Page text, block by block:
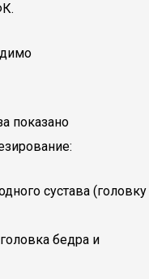
показано
сустава (головку
бедра и